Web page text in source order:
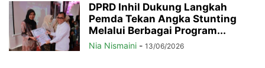
DPRD Inhil Dukung Langkah
Pemda Tekan Angka Stunting
Melalui Berbagai Program...
Nia Nismaini - 13/06/2026